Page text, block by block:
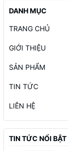
DANH MỤC
TRANG CHỦ
GIỚI THIỆU
SẢN PHẨM
TIN TỨC
LIÊN HỆ
TIN TỨC NỔI BẬT